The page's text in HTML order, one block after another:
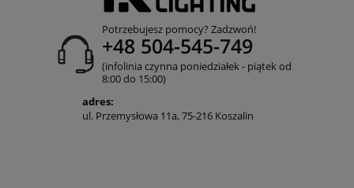
Potrzebujesz pomocy? Zadzwoń!
+48 504-545-749
(infolinia czynna poniedziałek - piątek od
8:00 do 15:00)
adres:
ul. Przemysłowa 11a, 75-216 Koszalin